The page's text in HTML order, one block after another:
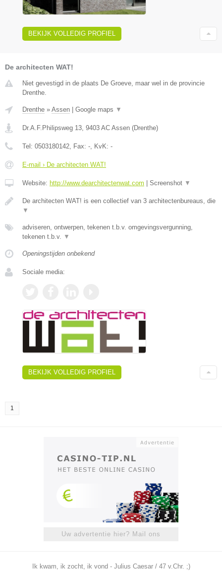
BEKIJK VOLLEDIG PROFIEL
De architecten WAT!
Niet gevestigd in de plaats De Groeve, maar wel in de provincie
Drenthe.
Drenthe » Assen Google maps ▼
Dr.A.F.Philipsweg 13 9403 AC Assen (Drenthe)
Tel: 0503180142 , Fax: - , KvK: -
E-mail › De architecten WAT!
Website: http://www.dearchitectenwat.com Screenshot ▼
De architecten WAT! is een collectief van 3 architectenbureaus, die
▼
adviseren, ontwerpen, tekenen t.b.v. omgevingsvergunning,
tekenen t.b.v.
▼
Openingstijden onbekend
Sociale media:
BEKIJK VOLLEDIG PROFIEL
1
Uw advertentie hier? Mail ons
Ik kwam, ik zocht, ik vond - Julius Caesar / 47 v.Chr. ;)